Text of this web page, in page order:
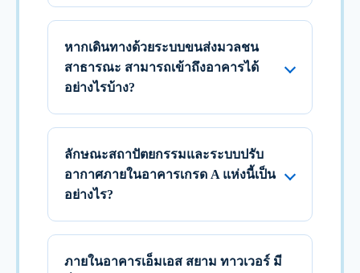
หากเดินทางด้วยระบบขนส่งมวลชน
สาธารณะ สามารถเข้าถึงอาคารได้
อย่างไรบ้าง?
ลักษณะสถาปัตยกรรมและระบบปรับ
อากาศภายในอาคารเกรด A แห่งนี้เป็น
อย่างไร?
ภายในอาคารเอ็มเอส สยาม ทาวเวอร์ มี